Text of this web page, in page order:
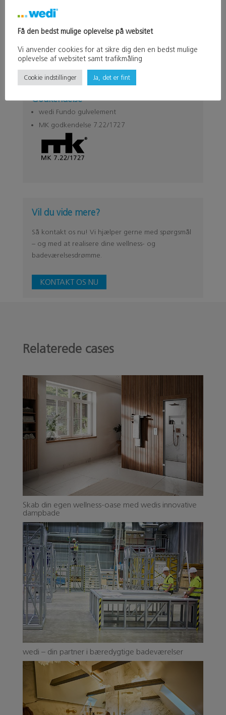
wedi produkter
wedi Fundo Rioligno gulvelement
Godkendelse
wedi Fundo gulvelement
MK godkendelse 7.22/1727
Vil du vide mere?
Så kontakt os nu! Vi hjælper gerne med spørgsmål
– og med at realisere dine wellness- og
badeværelsesdrømme.
KONTAKT OS NU
Relaterede cases
Skab din egen wellness-oase med wedis innovative
dampbade
wedi – din partner i bæredygtige badeværelser
Få den bedst mulige oplevelse på websitet
Vi anvender cookies for at sikre dig den en bedst mulige
oplevelse af websitet samt trafikmåling
Cookie indstillinger Ja, det er fint